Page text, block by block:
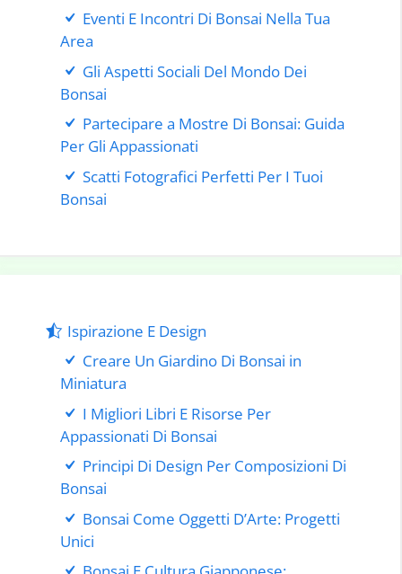
Eventi E Incontri Di Bonsai Nella Tua
Area
Gli Aspetti Sociali Del Mondo Dei
Bonsai
Partecipare a Mostre Di Bonsai: Guida
Per Gli Appassionati
Scatti Fotografici Perfetti Per I Tuoi
Bonsai
Ispirazione E Design
Creare Un Giardino Di Bonsai in
Miniatura
I Migliori Libri E Risorse Per
Appassionati Di Bonsai
Principi Di Design Per Composizioni Di
Bonsai
Bonsai Come Oggetti D’Arte: Progetti
Unici